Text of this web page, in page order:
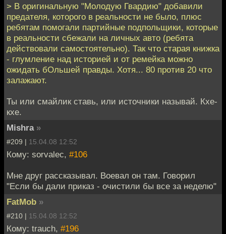
> В оригинальную "Молодую Гвардию" добавили
предателя, которого в реальности не было, плюс
ребятам помогали партийные подпольщики, которые
в реальности сбежали на личных авто (ребята
действовали самостоятельно). Так что старая книжка
- глумление над историей и от ремейка можно
ожидать бОльшей правды. Хотя... 80 против 20 что
залажают.
Ты или смайлик ставь, или источники называй. Кхе-
кхе.
Mishra »
#209 | 15.04.08 12:52
Кому: sorvalec, #106
Мне друг рассказывал. Воевал он там. Говорил
"Если бы дали приказ - очистили бы все за неделю"
FatMob »
#210 | 15.04.08 12:52
Кому: trauch, #196